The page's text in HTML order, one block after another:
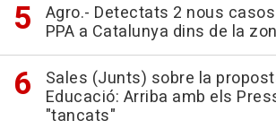
Agro.- Detectats 2 nous
PPA a Catalunya dins de la
Sales (Junts) sobre la
Educació: Arriba amb els
"tancats"